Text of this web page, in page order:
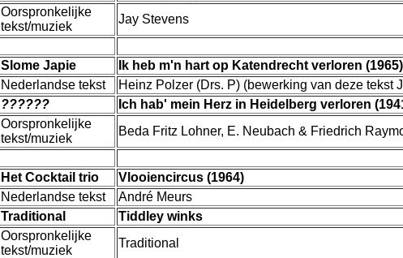
Oorspronkelijke
tekst/muziek
Jay Stevens
Slome Japie
Ik heb m'n hart op Katendrecht verloren (1965)
Nederlandse tekst
Heinz Polzer (Drs. P) (bewerking van deze tekst
??????
Ich hab' mein Herz in Heidelberg verloren
Oorspronkelijke
tekst/muziek
Beda Fritz Lohner, E. Neubach & Friedrich
Het Cocktail trio
Vlooiencircus (1964)
Nederlandse tekst
André Meurs
Traditional
Tiddley winks
Oorspronkelijke
tekst/muziek
Traditional